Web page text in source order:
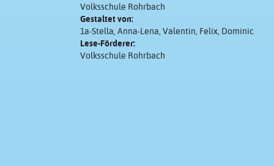
Volksschule Rohrbach
Gestaltet von:
1a-Stella, Anna-Lena, Valentin, Felix, Dominic
Lese-Förderer:
Volksschule Rohrbach